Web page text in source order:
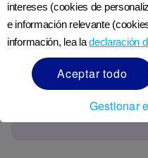
Un tazón de
Ver referencias
intereses (cookies de
e información relevante
información, lea ladeclaración
Aceptar todo
Gestionar